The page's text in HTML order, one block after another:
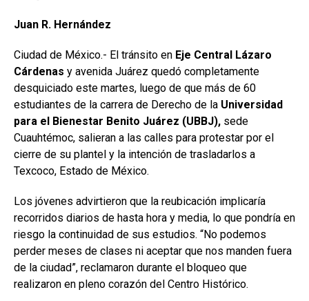
Juan R. Hernández
Ciudad de México.- El tránsito en Eje Central Lázaro
Cárdenas y avenida Juárez quedó completamente
desquiciado este martes, luego de que más de 60
estudiantes de la carrera de Derecho de la Universidad
para el Bienestar Benito Juárez (UBBJ), sede
Cuauhtémoc, salieran a las calles para protestar por el
cierre de su plantel y la intención de trasladarlos a
Texcoco, Estado de México.
Los jóvenes advirtieron que la reubicación implicaría
recorridos diarios de hasta hora y media, lo que pondría en
riesgo la continuidad de sus estudios. “No podemos
perder meses de clases ni aceptar que nos manden fuera
de la ciudad”, reclamaron durante el bloqueo que
realizaron en pleno corazón del Centro Histórico.